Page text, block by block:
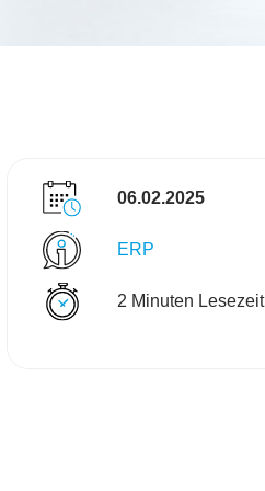
06.02.2025
ERP
2 Minuten Lesezeit